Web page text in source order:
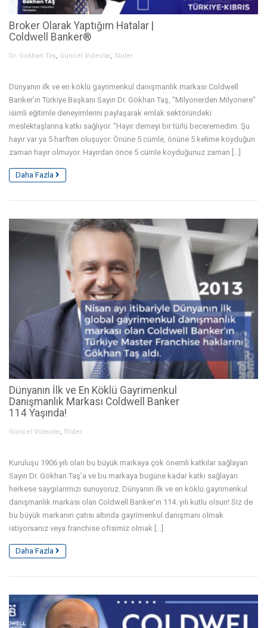
Broker Olarak Yaptığım Hatalar |
Coldwell Banker®
Dr. Gökhan Taş Güncel Videolar Slider
Dünyanın ilk ve en köklü gayrimenkul danışmanlık markası Coldwell
Banker’ın Türkiye Başkanı Sayın Dr. Gökhan Taş, “Milyonerden Milyonere”
isimli eğitimle deneyimlerini paylaşarak emlak sektöründeki
meslektaşlarına katkı sağlıyor. “Hayır demeyi bir türlü beceremedim. Şu
hayır var ya 5 harften oluşuyor. Önüne 5 cümle, önüne 5 kelime koyduğun
zaman hayır olmuyor. Hayırdan önce 5 cümle koyduğunuz zaman […]
Daha Fazla
Dünyanın İlk ve En Köklü Gayrimenkul
Danışmanlık Markası Coldwell Banker
114 Yaşında!
Güncel Videolar Slider
Kuruluşu 1906 yılı olan bu büyük markaya çok önemli katkılar sağlayan
Sayın Dr. Gökhan Taş’a ve bu markaya bugüne kadar katkı sağlayan
herkese saygılarımızı sunuyoruz. Dünyanın ilk ve en köklü gayrimenkul
danışmanlık markası olan Coldwell Banker’ın 114. yılı kutlu olsun! Siz de
bu büyük markanın çatısı altında gayrimenkul danışmanı olmak
istiyorsanız veya franchise ofisimiz olmak […]
Daha Fazla